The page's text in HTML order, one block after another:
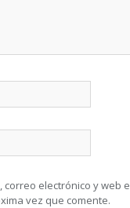
correo electrónico y web
vez que comente.